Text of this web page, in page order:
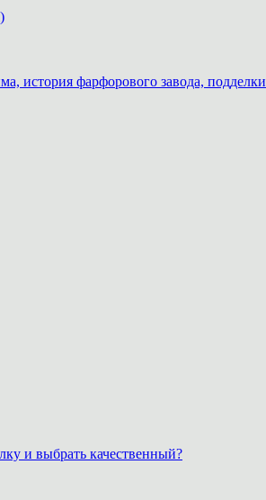
история фарфорового завода, подделки
и выбрать качественный?